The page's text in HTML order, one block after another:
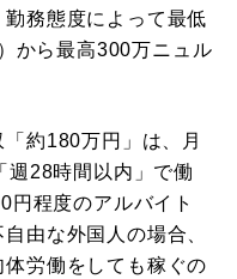
務態度によって最低
から最高300万ニュル
約180万円」は、月
週28時間以内」で働
円程度のアルバイト
由な外国人の場合、
労働をしても稼ぐの